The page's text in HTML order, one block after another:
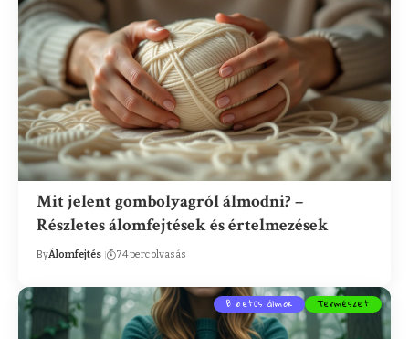
Mit jelent gombolyagról álmodni? –
Részletes álomfejtések és értelmezések
ByÁlomfejtés 74 perc olvasás
B betűs álmok Természet